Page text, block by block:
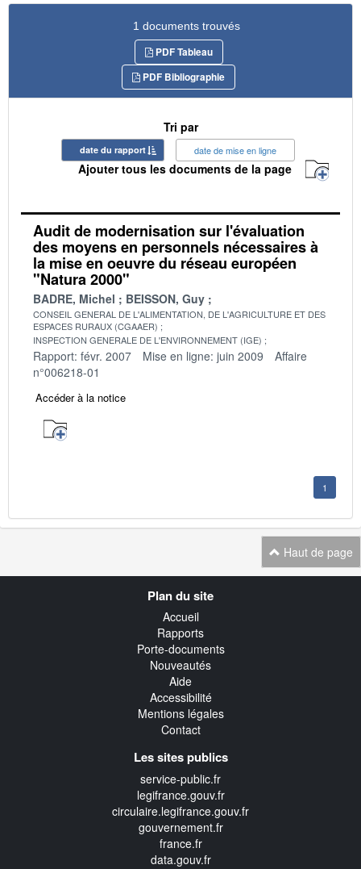
1 documents trouvés
PDF Tableau
PDF Bibliographie
Tri par
date du rapport date de mise en ligne
Ajouter tous les documents de la page
Audit de modernisation sur l'évaluation
des moyens en personnels nécessaires à
la mise en oeuvre du réseau européen
"Natura 2000"
BADRE, Michel BEISSON, Guy
CONSEIL GENERAL DE L'ALIMENTATION, DE L'AGRICULTURE ET DES
ESPACES RURAUX (CGAAER)
INSPECTION GENERALE DE L'ENVIRONNEMENT (IGE)
Rapport: févr. 2007 Mise en ligne: juin 2009
Affaire
n°006218-01
Accéder à la notice
1
Haut de page
Plan du site
Accueil
Rapports
Porte-documents
Nouveautés
Aide
Accessibilité
Mentions légales
Contact
Les sites publics
service-public.fr
legifrance.gouv.fr
circulaire.legifrance.gouv.fr
gouvernement.fr
france.fr
data.gouv.fr